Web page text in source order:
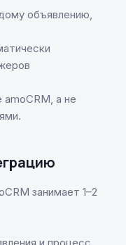
объявлению,
а не
занимает 1–2